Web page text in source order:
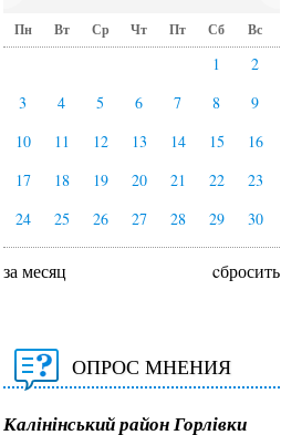
Пн Вт Ср Чт Пт Сб Вс
1
2
3
4 5 6 7 8
9
10
11 12 13 14 15
16
17
18 19 20 21 22
23
24
25 26 27 28 29 30
за месяц cбросить
ОПРОС МНЕНИЯ
Калінінський район Горлівки